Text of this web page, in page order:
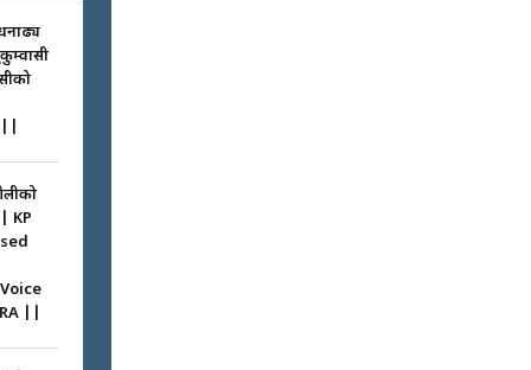
KP
||